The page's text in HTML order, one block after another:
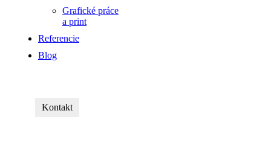
Grafické práce
a print
Referencie
Blog
Kontakt